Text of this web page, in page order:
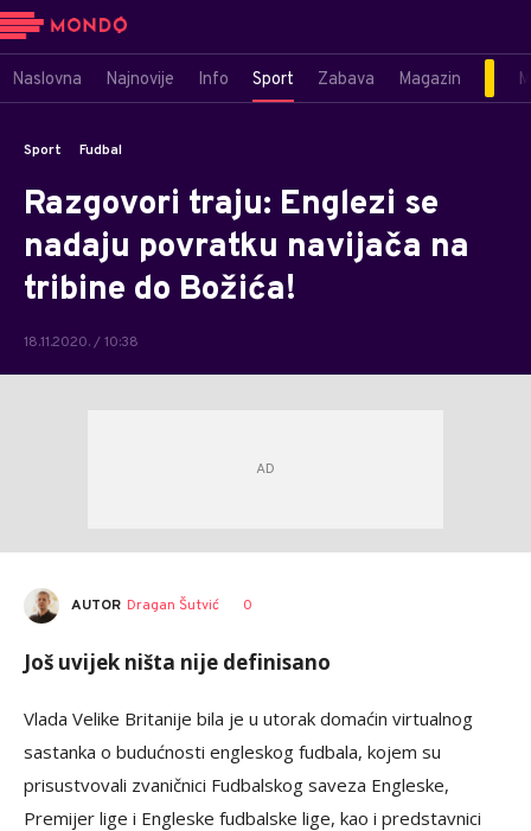
Naslovna Najnovije Info Sport Zabava Magazin
Sport Fudbal
Razgovori traju: Englezi se
nadaju povratku navijača na
tribine do Božića!
18.11.2020. / 10:38
AUTOR Dragan Šutvić 0
Još uvijek ništa nije definisano
Vlada Velike Britanije bila je u utorak domaćin virtualnog
sastanka o budućnosti engleskog fudbala, kojem su
prisustvovali zvaničnici Fudbalskog saveza Engleske,
Premijer lige i Engleske fudbalske lige, kao i predstavnici